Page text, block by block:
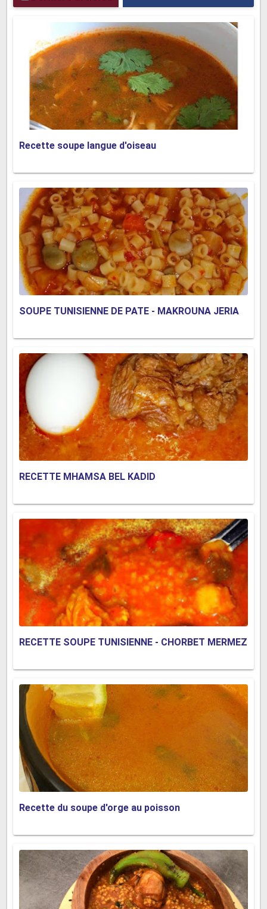
Recette soupe langue d'oiseau
SOUPE TUNISIENNE DE PATE - MAKROUNA JERIA
RECETTE MHAMSA BEL KADID
RECETTE SOUPE TUNISIENNE - CHORBET MERMEZ
Recette du soupe d'orge au poisson